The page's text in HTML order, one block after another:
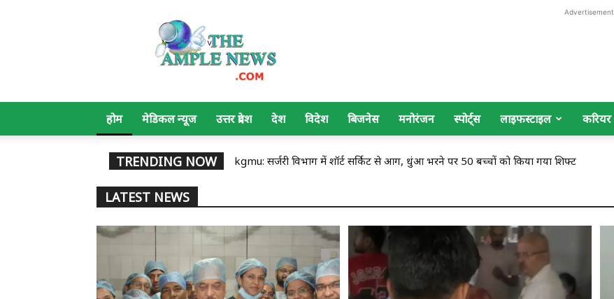
Ample
News
Advertisement
होम मेडिकल न्यूज उत्तर प्रदेश देश विदेश बिजनेस मनोरंजन स्पोर्ट्स लाइफस्टाइल करियर
TRENDING NOW kgmu: सर्जरी विभाग में शॉर्ट सर्किट से आग, धुंआ भरने पर 50 बच्चों को किया गया शिफ्ट
SGPGI: सिजेरियन के तुरंत बाद ‘डबल वाल्व रिप्लेसमेंट’
LATEST NEWS